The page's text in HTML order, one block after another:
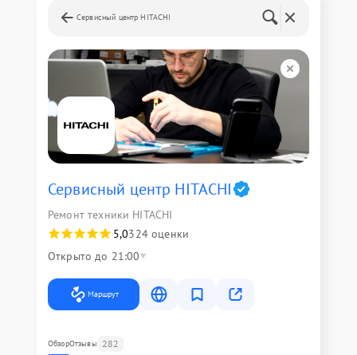
Сервисный центр HITACHI
Сервисный центр HITACHI
Ремонт техники HITACHI
5,0324 оценки
Открыто до 21:00
Маршрут
ОбзорОтзывы 282